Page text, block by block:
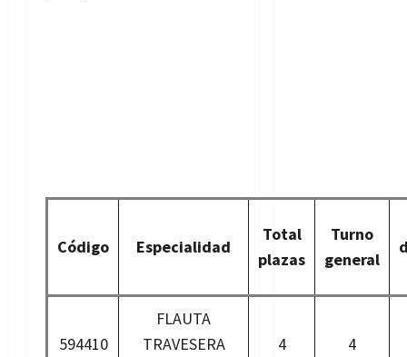
Código Especialidad
Total
plazas
Turno
general
594410
FLAUTA
TRAVESERA
4 4